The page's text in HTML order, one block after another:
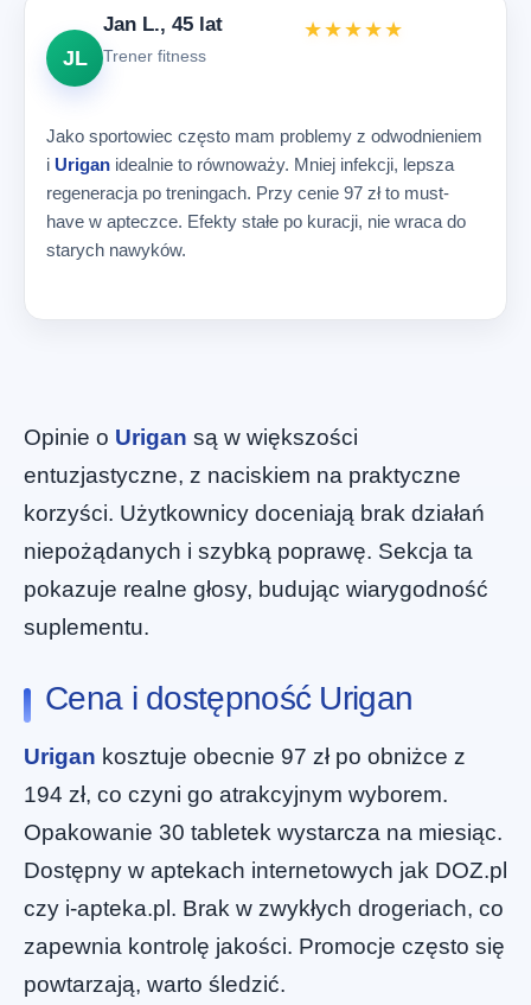
JL
Jan L., 45 lat
Trener fitness
★★★★★
Jako sportowiec często mam problemy z odwodnieniem
i Urigan idealnie to równoważy. Mniej infekcji, lepsza
regeneracja po treningach. Przy cenie 97 zł to must-
have w apteczce. Efekty stałe po kuracji, nie wraca do
starych nawyków.
Opinie o Urigan są w większości
entuzjastyczne, z naciskiem na praktyczne
korzyści. Użytkownicy doceniają brak działań
niepożądanych i szybką poprawę. Sekcja ta
pokazuje realne głosy, budując wiarygodność
suplementu.
Cena i dostępność Urigan
Urigan kosztuje obecnie 97 zł po obniżce z
194 zł, co czyni go atrakcyjnym wyborem.
Opakowanie 30 tabletek wystarcza na miesiąc.
Dostępny w aptekach internetowych jak DOZ.pl
czy i-apteka.pl. Brak w zwykłych drogeriach, co
zapewnia kontrolę jakości. Promocje często się
powtarzają, warto śledzić.